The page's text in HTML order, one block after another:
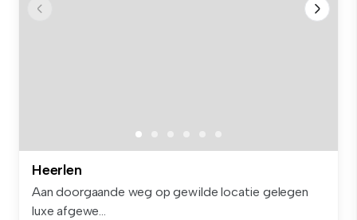
Heerlen
Aan doorgaande weg op gewilde locatie gelegen
luxe afgewe...